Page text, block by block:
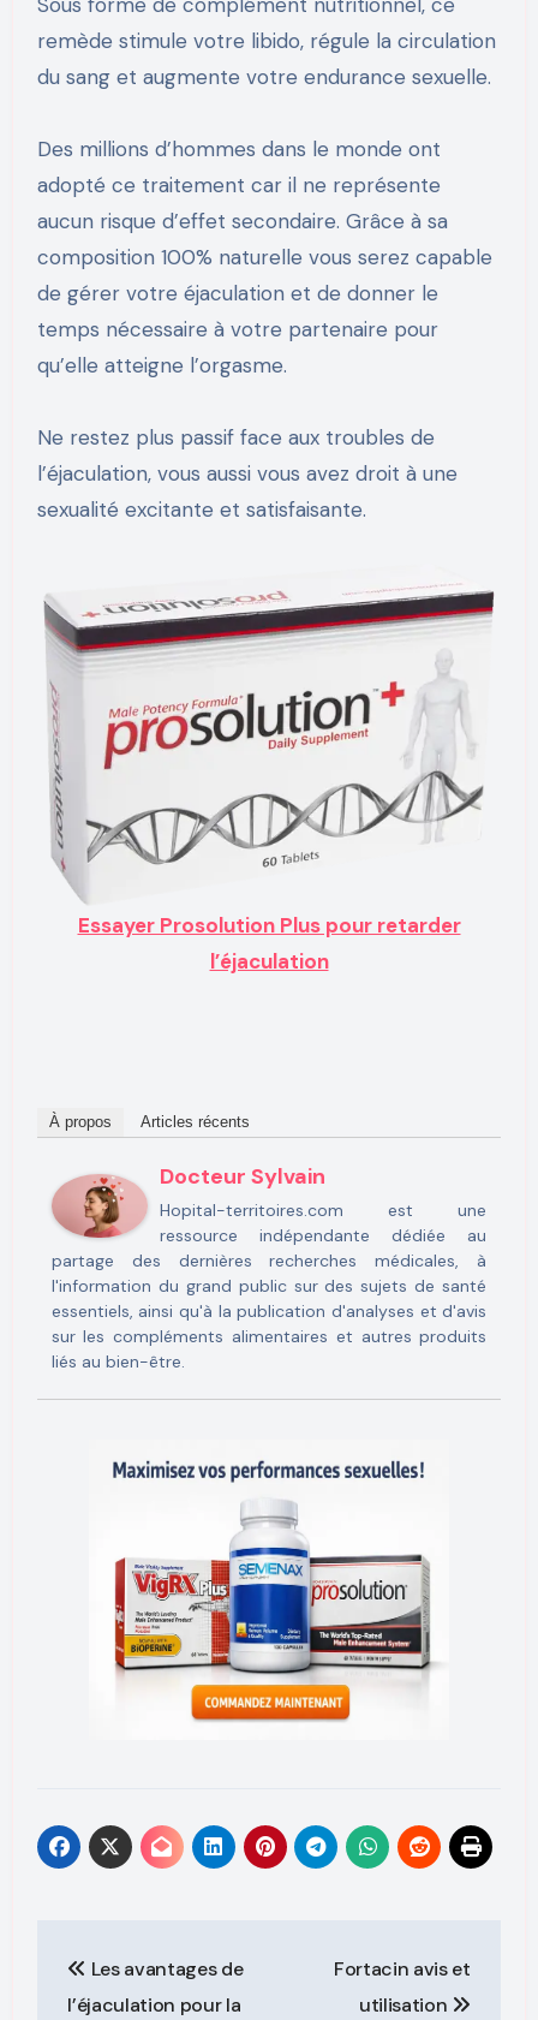
remède stimule votre libido, régule la circulation
du sang et augmente votre endurance sexuelle.
Des millions d’hommes dans le monde ont
adopté ce traitement car il ne représente
aucun risque d’effet secondaire. Grâce à sa
composition 100% naturelle vous serez capable
de gérer votre éjaculation et de donner le
temps nécessaire à votre partenaire pour
qu’elle atteigne l’orgasme.
Ne restez plus passif face aux troubles de
l’éjaculation, vous aussi vous avez droit à une
sexualité excitante et satisfaisante.
Essayer Prosolution Plus pour retarder
l’éjaculation
À propos Articles récents
Docteur Sylvain
Hopital-territoires.com est une
ressource indépendante dédiée au
partage des dernières recherches médicales, à
l'information du grand public sur des sujets de santé
essentiels, ainsi qu'à la publication d'analyses et d'avis
sur les compléments alimentaires et autres produits
liés au bien-être.
Les avantages de
l’éjaculation pour la
Fortacin avis et
utilisation